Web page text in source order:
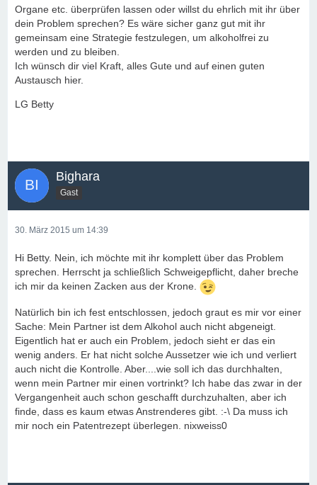
Organe etc. überprüfen lassen oder willst du ehrlich mit ihr über
dein Problem sprechen? Es wäre sicher ganz gut mit ihr
gemeinsam eine Strategie festzulegen, um alkoholfrei zu
werden und zu bleiben.
Ich wünsch dir viel Kraft, alles Gute und auf einen guten
Austausch hier.
LG Betty
Bighara
Gast
30. März 2015 um 14:39
Hi Betty. Nein, ich möchte mit ihr komplett über das Problem
sprechen. Herrscht ja schließlich Schweigepflicht, daher breche
ich mir da keinen Zacken aus der Krone.
Natürlich bin ich fest entschlossen, jedoch graut es mir vor einer
Sache: Mein Partner ist dem Alkohol auch nicht abgeneigt.
Eigentlich hat er auch ein Problem, jedoch sieht er das ein
wenig anders. Er hat nicht solche Aussetzer wie ich und verliert
auch nicht die Kontrolle. Aber....wie soll ich das durchhalten,
wenn mein Partner mir einen vortrinkt? Ich habe das zwar in der
Vergangenheit auch schon geschafft durchzuhalten, aber ich
finde, dass es kaum etwas Anstrenderes gibt. :-\ Da muss ich
mir noch ein Patentrezept überlegen. nixweiss0